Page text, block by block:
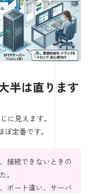
半は直ります
に見えます。
定番です。
接続できないときの
。
ポート違い、サーバ